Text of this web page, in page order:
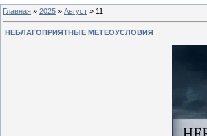
Главная » 2025 » Август » 11
НЕБЛАГОПРИЯТНЫЕ МЕТЕОУСЛОВИЯ